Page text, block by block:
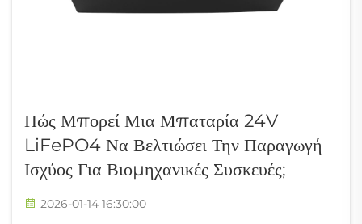
Πώς Μπορεί Μια Μπαταρία 24V
LiFePO4 Να Βελτιώσει Την Παραγωγή
Ισχύος Για Βιομηχανικές Συσκευές;
2026-01-14 16:30:00